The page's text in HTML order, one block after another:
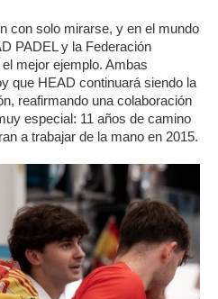
con solo mirarse, y en el mundo
PADEL y la Federación
mejor ejemplo. Ambas
que HEAD continuará siendo la
reafirmando una colaboración
especial: 11 años de camino
a trabajar de la mano en 2015.